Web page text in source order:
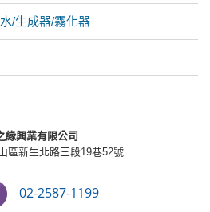
/生成器/霧化器
緣興業有限公司
區新生北路三段19巷52號
02-2587-1199